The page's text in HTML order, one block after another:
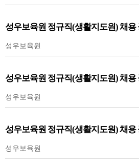
성우보육원 정규직(생활지도원) 채용
성우보육원
성우보육원 정규직(생활지도원) 채용
성우보육원
성우보육원 정규직(생활지도원) 채용
성우보육원